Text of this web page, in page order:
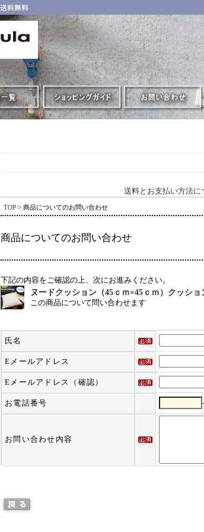
送料とお支払い方法に
TOP > 商品についてのお問い合わせ
商品についてのお問い合わせ
下記の内容をご確認の上、次にお進みください。
ヌードクッション（45ｃｍ×45ｃｍ）クッシ
この商品について問い合わせます
氏名
Eメールアドレス
Eメールアドレス（確認）
お電話番号 -
お問い合わせ内容